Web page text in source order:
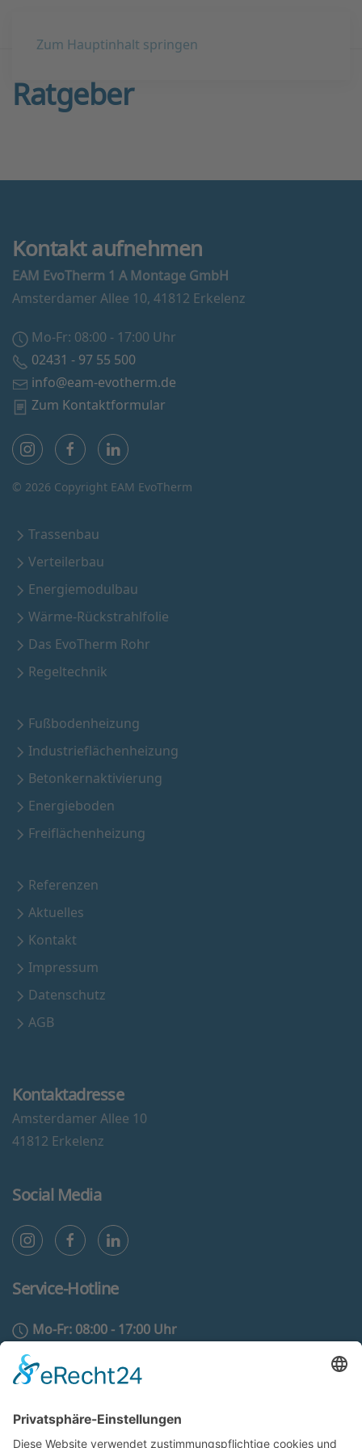
Zum Hauptinhalt springen
Ratgeber
Kontakt aufnehmen
EAM EvoTherm 1 A Montage GmbH
Amsterdamer Allee 10, 41812 Erkelenz
Mo-Fr: 08:00 - 17:00 Uhr
02431 - 97 55 500
info@eam-evotherm.de
Zum Kontaktformular
© 2026 Copyright EAM EvoTherm
Trassenbau
Verteilerbau
Energiemodulbau
Wärme-Rückstrahlfolie
Das EvoTherm Rohr
Regeltechnik
Fußbodenheizung
Industrieflächenheizung
Betonkernaktivierung
Energieboden
Freiflächenheizung
Referenzen
Aktuelles
Kontakt
Impressum
Datenschutz
AGB
Kontaktadresse
Amsterdamer Allee 10
41812 Erkelenz
Social Media
Service-Hotline
Mo-Fr: 08:00 - 17:00 Uhr
02431 - 97 55 500